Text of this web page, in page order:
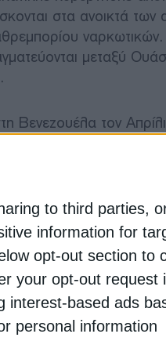
to third parties,
information for
opt-out section to
your opt-out request
interest-based ads
personal information
στα ανοικτά των
μεταξύ
Βενεζουέλα τον
καταφύγιο
και η
της.
την επανάληψη
διαδικασία για
την Τρινιντάντ,
Ξένων